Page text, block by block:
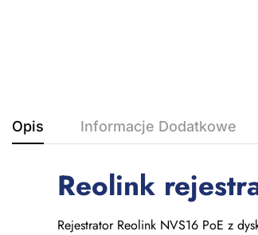
Opis Informacje Dodatkowe
Reolink
Rejestrator Reolink NVS16 PoE z